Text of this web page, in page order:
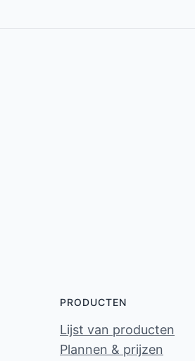
PRODUCTEN
Lijst van producten
Plannen & prijzen